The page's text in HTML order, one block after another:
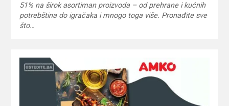
51% na širok asortiman proizvoda – od prehrane i kućnih
potrebština do igračaka i mnogo toga više. Pronađite sve
što…